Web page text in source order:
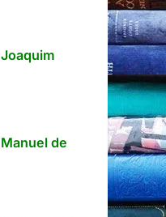
Joaquim
Manuel de